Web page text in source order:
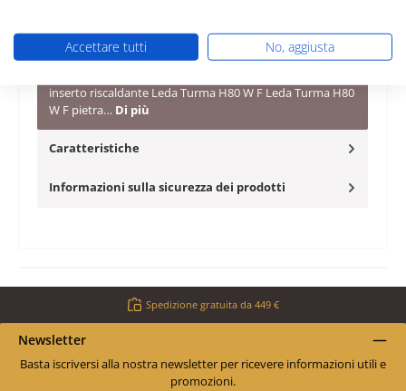
Descrizione
inserto riscaldante Leda Turma H80 W F Leda Turma H80
W F pietra… Di più
Caratteristiche
Informazioni sulla sicurezza dei prodotti
Spedizione gratuita da 449 €
Newsletter
Basta iscriversi alla nostra newsletter per ricevere informazioni utili e
promozioni.
Accettare tutti No, aggiusta